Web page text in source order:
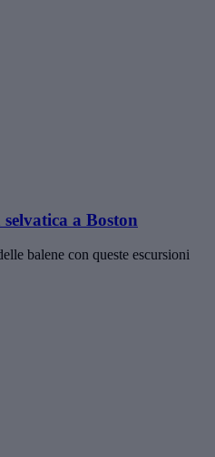
a Boston
balene con queste escursioni